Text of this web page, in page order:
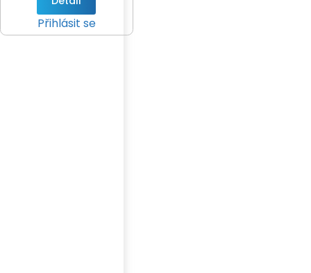
Přihlásit se